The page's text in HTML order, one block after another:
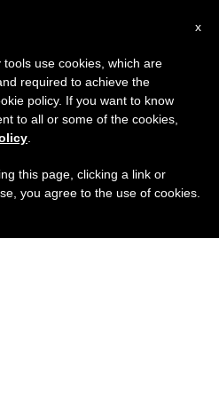
تواصل الاجراءات
x
use cookies, which are
required to achieve the
policy. If you want to know
to all or some of the cookies,
this page, clicking a link or
you agree to the use of cookies.